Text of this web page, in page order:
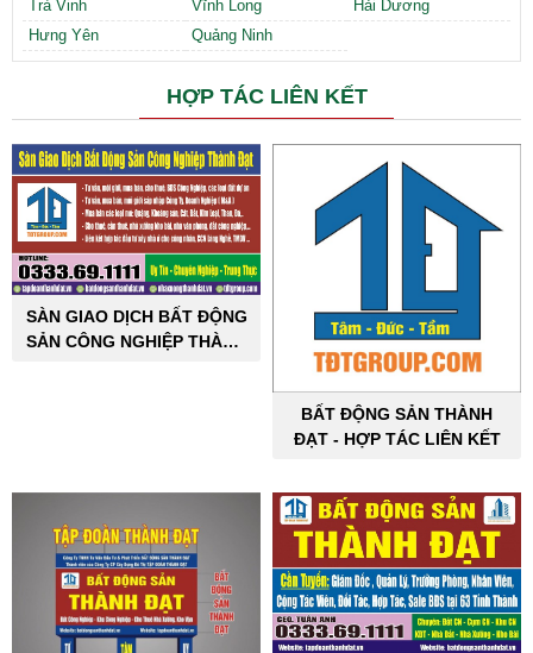
Trà Vinh Vĩnh Long
Hải Dương
Hưng Yên
Quảng Ninh
HỢP TÁC LIÊN KẾT
SÀN GIAO DỊCH BẤT ĐỘNG
SẢN CÔNG NGHIỆP THÀNH
BẤT ĐỘNG SẢN THÀNH
ĐẠT - HỢP TÁC LIÊN KẾT